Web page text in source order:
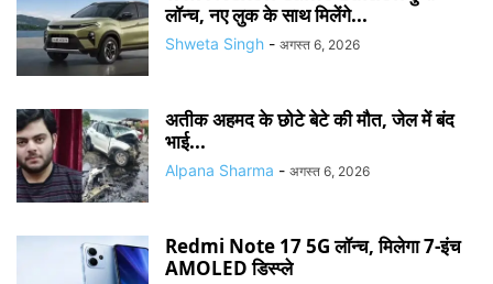
लॉन्च, नए लुक के साथ मिलेंगे...
Shweta Singh - अगस्त 6, 2026
अतीक अहमद के छोटे बेटे की मौत, जेल में बंद
भाई...
Alpana Sharma - अगस्त 6, 2026
Redmi Note 17 5G लॉन्च, मिलेगा 7-इंच
AMOLED डिस्प्ले